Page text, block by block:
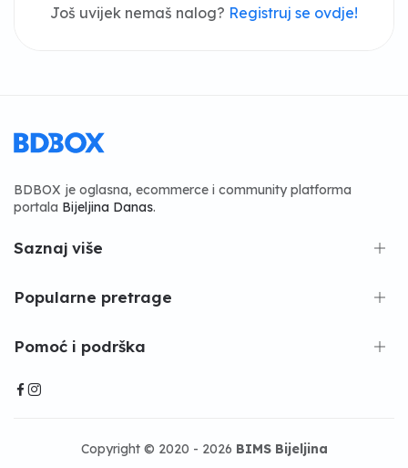
Još uvijek nemaš nalog? Registruj se ovdje!
BDBOX je oglasna, ecommerce i community platforma
portala Bijeljina Danas.
Saznaj više
Popularne pretrage
Pomoć i podrška
Copyright © 2020 - 2026 BIMS Bijeljina